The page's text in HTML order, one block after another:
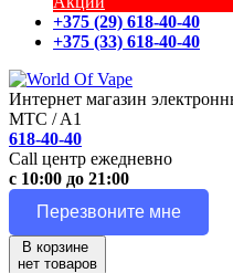
+375 (29) 618-40-40
+375 (33) 618-40-40
Интернет магазин
MTC / A1
618-40-40
Call центр ежедневно
с 10:00 до 21:00
Перезвоните мне
В корзине
нет товаров